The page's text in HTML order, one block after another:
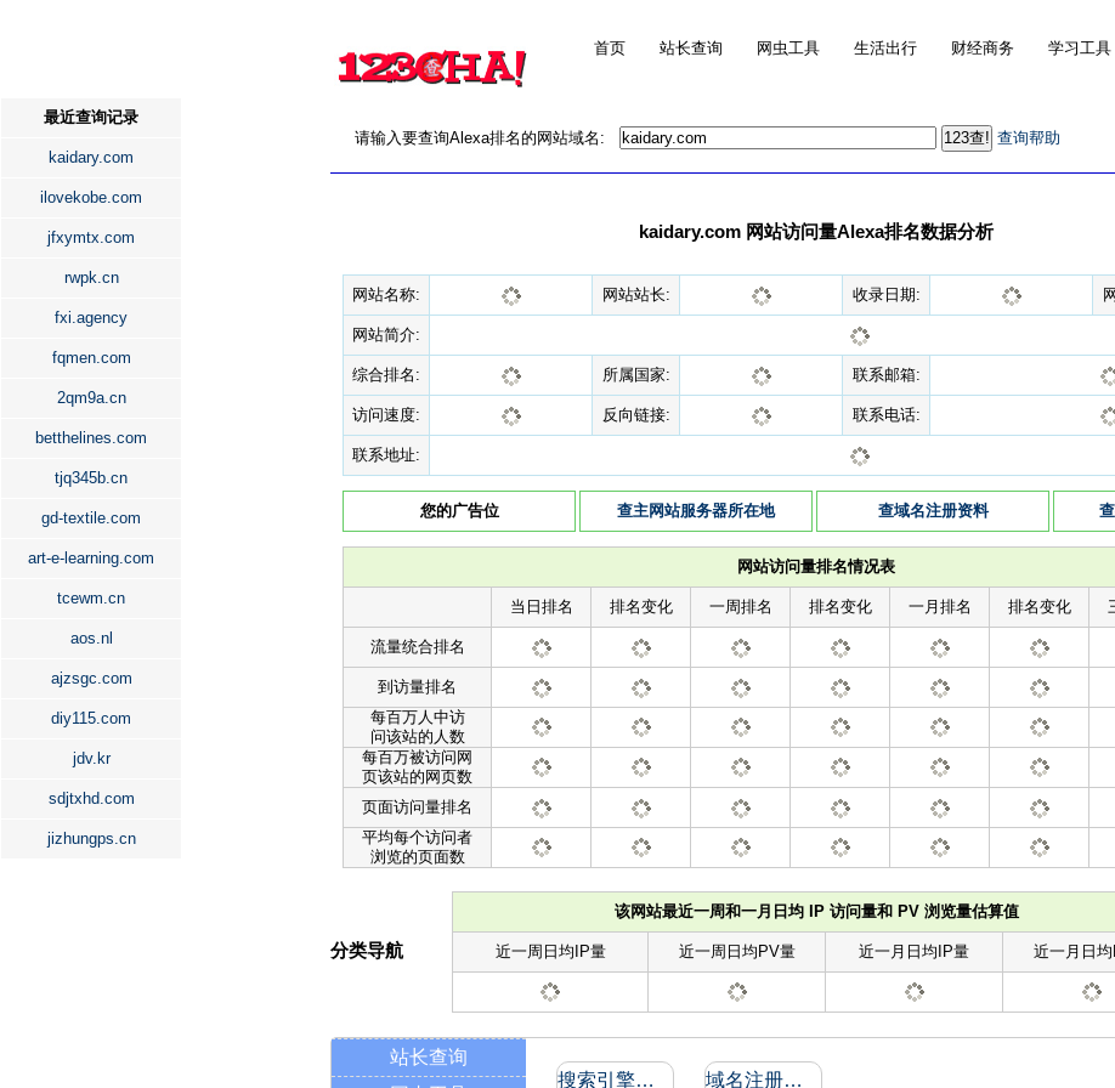
首页 站长查询 网虫工具 生活出行 财经商务 学习工具
最近查询记录
kaidary.com
ilovekobe.com
jfxymtx.com
rwpk.cn
fxi.agency
fqmen.com
2qm9a.cn
betthelines.com
tjq345b.cn
gd-textile.com
art-e-learning.com
tcewm.cn
aos.nl
ajzsgc.com
diy115.com
jdv.kr
sdjtxhd.com
jizhungps.cn
请输入要查询Alexa排名的网站域名: 查询帮助
kaidary.com 网站访问量Alexa排名数据分析
网站名称: 网站站长: 收录日期:
网站简介:
综合排名: 所属国家: 联系邮箱:
访问速度: 反向链接: 联系电话:
联系地址:
您的广告位 查主网站服务器所在地 查域名注册资料
网站访问量排名情况表
当日排名 排名变化 一周排名 排名变化 一月排名 排名变化
流量统合排名
到访量排名
每百万人中访
问该站的人数
每百万被访问网
页该站的网页数
页面访问量排名
平均每个访问者
浏览的页面数
该网站最近一周和一月日均 IP 访问量和 PV 浏览量估算值
近一周日均IP量 近一周日均PV量 近一月日均IP量 近一月日
分类导航
站长查询
搜索引擎收录和反向链接 域名注册信息